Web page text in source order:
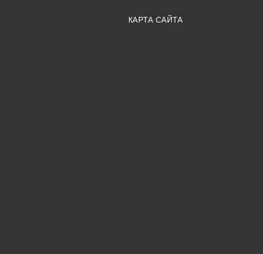
КАРТА САЙТА